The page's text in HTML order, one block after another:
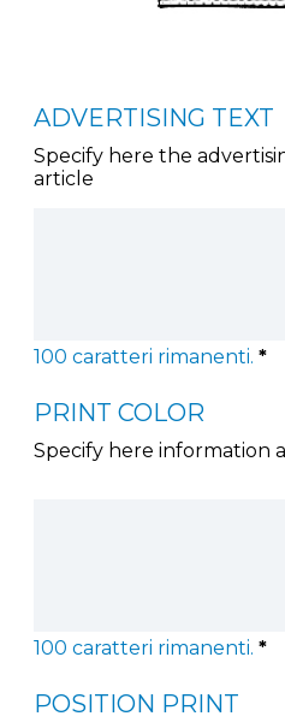
ADVERTISING TEXT
Specify here the
article
100 caratteri rimanenti. *
PRINT COLOR
Specify here information
100 caratteri rimanenti. *
POSITION PRINT